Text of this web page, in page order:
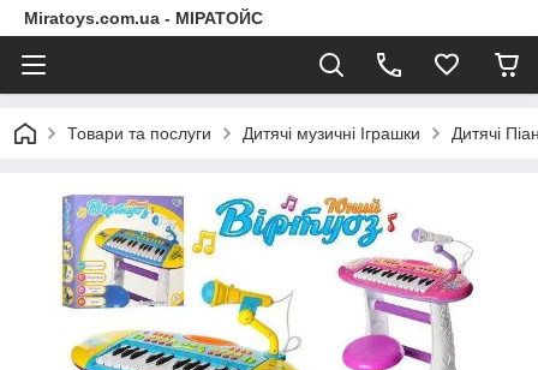
Miratoys.com.ua - МІРАТОЙС
Товари та послуги Дитячі музичні Іграшки Дитячі